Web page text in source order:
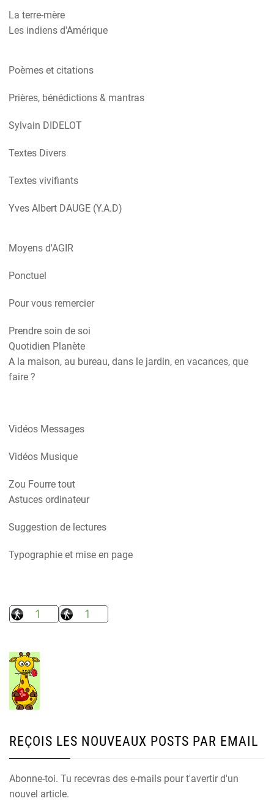
La terre-mère
Les indiens d'Amérique
Poèmes et citations
Prières, bénédictions & mantras
Sylvain DIDELOT
Textes Divers
Textes vivifiants
Yves Albert DAUGE (Y.A.D)
Moyens d'AGIR
Ponctuel
Pour vous remercier
Prendre soin de soi
Quotidien Planète
A la maison, au bureau, dans le jardin, en vacances, que
faire ?
Vidéos Messages
Vidéos Musique
Zou Fourre tout
Astuces ordinateur
Suggestion de lectures
Typographie et mise en page
REÇOIS LES NOUVEAUX POSTS PAR EMAIL
Abonne-toi. Tu recevras des e-mails pour t'avertir d'un
nouvel article.